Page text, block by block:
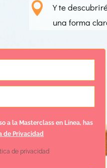
 Y te
una forma
a la Masterclass en Línea, has
de Privacidad
de privacidad